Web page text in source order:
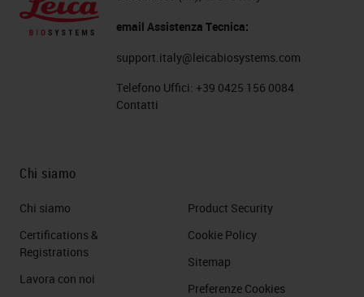
email Assistenza Tecnica:
support.italy@leicabiosystems.com
Telefono Uffici: +39 0425 156 0084
Contatti
Chi siamo
Chi siamo
Certifications &
Registrations
Lavora con noi
Product Security
Cookie Policy
Sitemap
Preferenze Cookies